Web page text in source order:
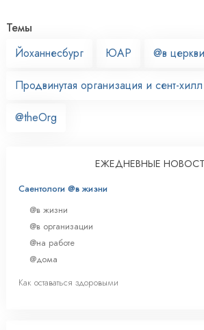
Темы
Йоханнесбург
ЮАР @в церкви
Продвинутая организация и сент-
@theOrg
ЕЖЕДНЕВНЫЕ
Саентологи @в жизни
@в жизни
@в организации
@на работе
@дома
Как оставаться здоровыми